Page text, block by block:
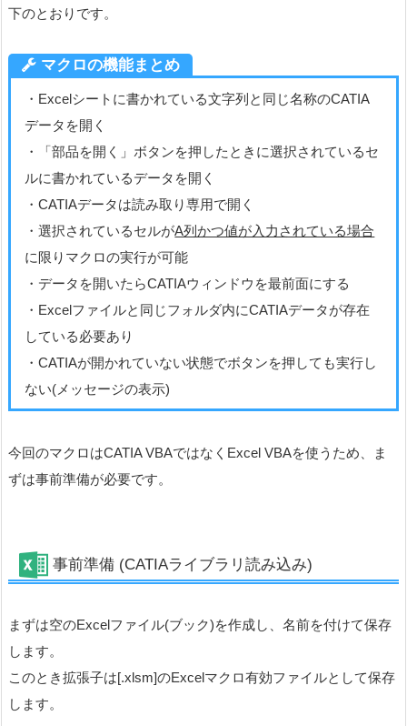
下のとおりです。
マクロの機能まとめ
・Excelシートに書かれている文字列と同じ名称のCATIA
データを開く
・「部品を開く」ボタンを押したときに選択されているセ
ルに書かれているデータを開く
・CATIAデータは読み取り専用で開く
・選択されているセルがA列かつ値が入力されている場合
に限りマクロの実行が可能
・データを開いたらCATIAウィンドウを最前面にする
・Excelファイルと同じフォルダ内にCATIAデータが存在
している必要あり
・CATIAが開かれていない状態でボタンを押しても実行し
ない(メッセージの表示)
今回のマクロはCATIA VBAではなくExcel VBAを使うため、ま
ずは事前準備が必要です。
事前準備 (CATIAライブラリ読み込み)
まずは空のExcelファイル(ブック)を作成し、名前を付けて保存
します。
このとき拡張子は[.xlsm]のExcelマクロ有効ファイルとして保存
します。